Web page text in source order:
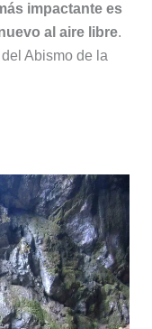
impactante es
al aire libre.
Abismo de la